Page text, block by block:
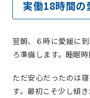
実働18時間の
翌朝、６時に愛媛に
ろ準備します。睡眠
ただ安心だったのは
す。最初こそ少し傾